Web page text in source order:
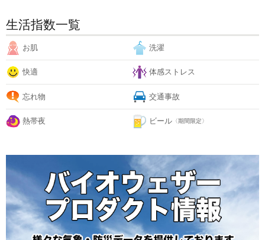
生活指数一覧
お肌 洗濯
快適 体感ストレス
忘れ物 交通事故
熱帯夜 ビール 〈期間限定〉